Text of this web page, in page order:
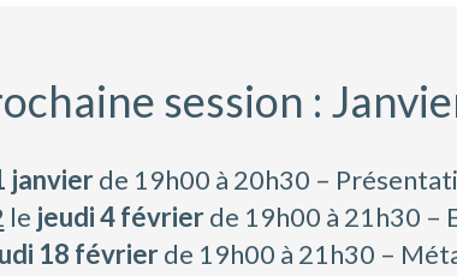
session :
janvierde 19h00 à 20h30 –
le jeudi 4 févrierde 19h00 à 21h30 –
18 février de 19h00 à 21h30 –